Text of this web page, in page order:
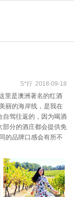
S*行 2018-09-18
里是澳洲著名的红酒
丽的海岸线，是我在
自驾往返的，因为喝酒
部分的酒庄都会提供免
的品牌口感会有所不
了。 酒庄的葡萄园也
果在12月来澳洲，或
满园的秋色关也关不
会在酒庄举行婚礼，
都觉得很美。 除了红